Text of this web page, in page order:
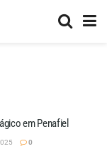
em Penafiel
0